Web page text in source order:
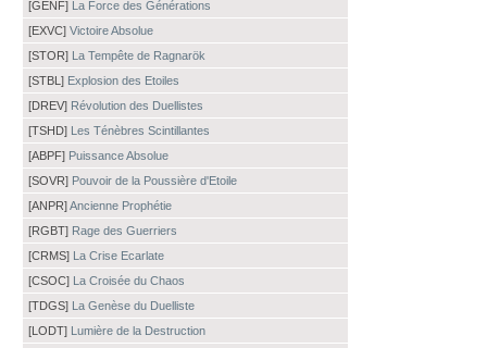
[GENF] La Force des Générations
[EXVC] Victoire Absolue
[STOR] La Tempête de Ragnarök
[STBL] Explosion des Etoiles
[DREV] Révolution des Duellistes
[TSHD] Les Ténèbres Scintillantes
[ABPF] Puissance Absolue
[SOVR] Pouvoir de la Poussière d'Etoile
[ANPR]Ancienne Prophétie
[RGBT] Rage des Guerriers
[CRMS] La Crise Ecarlate
[CSOC] La Croisée du Chaos
[TDGS] La Genèse du Duelliste
[LODT] Lumière de la Destruction